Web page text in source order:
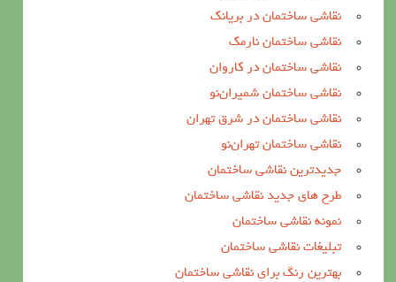
نقاشی ساختمان در بریانک
نقاشی ساختمان نارمک
نقاشی ساختمان در کاروان
نقاشی ساختمان شمیران‌نو
نقاشی ساختمان در شرق تهران
نقاشی ساختمان تهران‌نو
جدیدترین نقاشی ساختمان
طرح های جدید نقاشی ساختمان
نمونه نقاشی ساختمان
تبلیغات نقاشی ساختمان
بهترین رنگ برای نقاشی ساختمان